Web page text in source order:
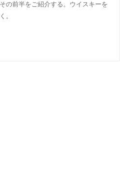
の前半をご紹介する。ウイスキーを
。